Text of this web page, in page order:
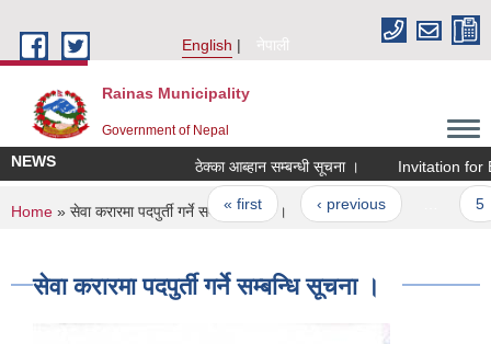
English
नेपाली
Rainas Municipality
Government of Nepal
NEWS ठेक्का आब्हान सम्बन्धी सूचना । Invitation for
Pages
« first ‹ previous
You are here
Home » सेवा करारमा पदपुर्ती गर्ने सम्बन्धि सूचना ।
सेवा करारमा पदपुर्ती गर्ने सम्बन्धि सूचना ।